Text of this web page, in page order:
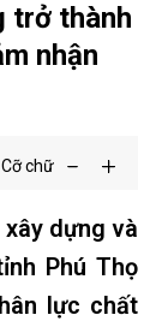
trở thành
nhận
Cỡ chữ
dựng và
Phú Thọ
lực chất